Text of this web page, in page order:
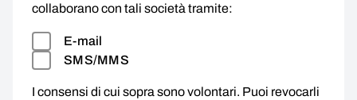
collaborano con tali società tramite:
E-mail
SMS/MMS
I consensi di cui sopra sono volontari. Puoi revocarli